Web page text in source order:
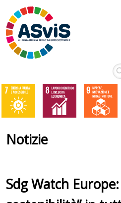
Notizie
Sdg Watch